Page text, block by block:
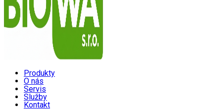
Produkty
O nás
Servis
Služby
Kontakt